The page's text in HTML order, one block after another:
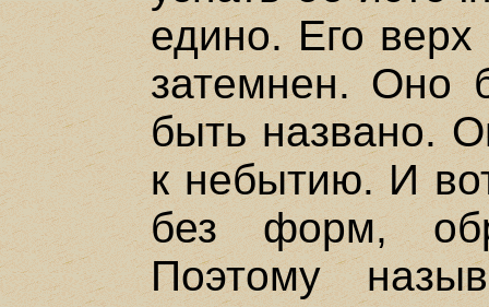
едино. Его
затемнен. Оно
быть названо.
к небытию. И
без форм,
Поэтому